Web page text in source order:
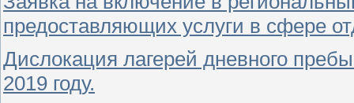
предоставляющих услуги в сфере
Дислокация лагерей дневного
2019 году.